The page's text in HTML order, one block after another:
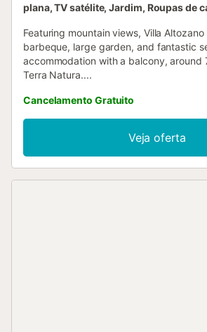
plana, TV satélite, Jardim, Roupas de
Featuring mountain views, Villa
barbeque, large garden, and fantastic
accommodation with a balcony, around
Terra Natura....
Cancelamento Gratuito
Veja oferta